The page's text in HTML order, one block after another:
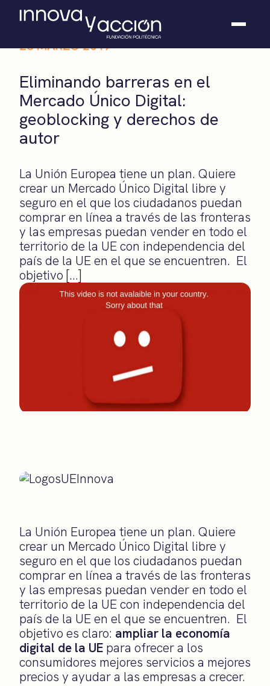
Somos fundación
Casos de éxito
Hackathones
El club
23 MARZO 2017
Eliminando barreras en el
Mercado Único Digital:
geoblocking y derechos de
autor
La Unión Europea tiene un plan. Quiere
crear un Mercado Único Digital libre y
seguro en el que los ciudadanos puedan
comprar en línea a través de las fronteras
y las empresas puedan vender en todo el
territorio de la UE con independencia del
país de la UE en el que se encuentren. El
objetivo […]
La Unión Europea tiene un plan. Quiere
crear un Mercado Único Digital libre y
seguro en el que los ciudadanos puedan
comprar en línea a través de las fronteras
y las empresas puedan vender en todo el
territorio de la UE con independencia del
país de la UE en el que se encuentren. El
objetivo es claro: ampliar la economía
digital de la UE para ofrecer a los
consumidores mejores servicios a mejores
precios y ayudar a las empresas a crecer.